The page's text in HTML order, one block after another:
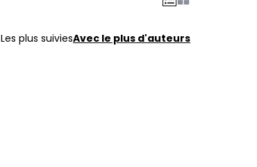
Les plus suiviesAvec le plus d'auteurs